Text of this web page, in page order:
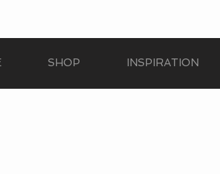
SHOP INSPIRATION